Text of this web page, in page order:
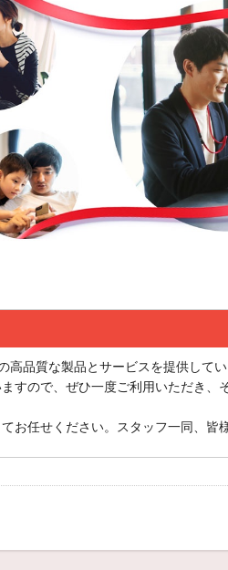
高品質な製品とサービスを提供して
すので、ぜひ一度ご利用いただき、
お任せください。スタッフ一同、皆